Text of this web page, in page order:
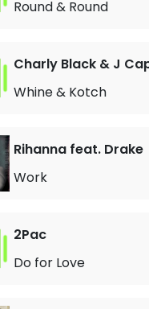
Round & Round
Charly Black & J
Whine & Kotch
Rihanna feat. Drake
Work
2Pac
Do for Love